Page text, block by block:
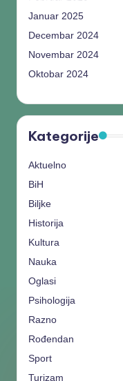
Januar 2025
Decembar 2024
Novembar 2024
Oktobar 2024
Kategorije
Aktuelno
BiH
Biljke
Historija
Kultura
Nauka
Oglasi
Psihologija
Razno
Rođendan
Sport
Turizam